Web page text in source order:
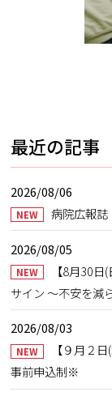
最近の記事
2026/08/06
NEW 病院広報誌
2026/08/05
NEW
【8月30
サイン ～不安を減
2026/08/03
NEW
【９月２
事前申込制※